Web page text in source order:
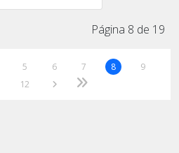
Página 8 de 19
5 6 7 8
9
12